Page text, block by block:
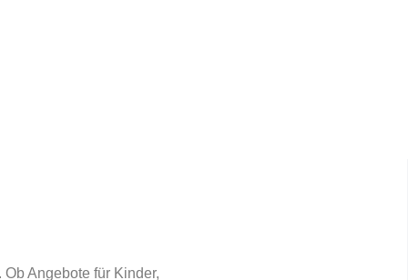
Angebote für Kinder,